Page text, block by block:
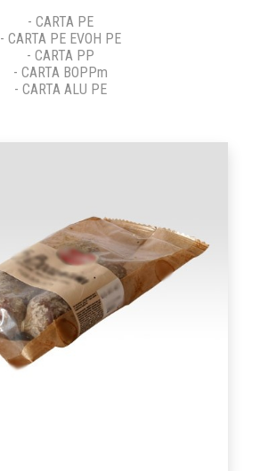
- CARTA PE
- CARTA PE EVOH PE
- CARTA PP
- CARTA BOPPm
- CARTA ALU PE